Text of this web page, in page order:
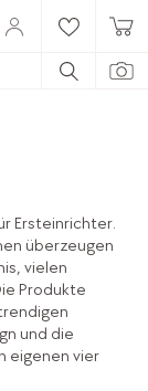
Ersteinrichter.
überzeugen
vielen
Produkte
und die
eigenen vier